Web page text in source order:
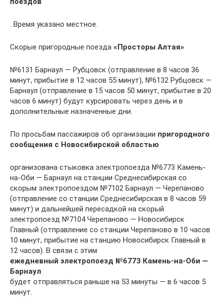
. Время указано местное.
Скорые пригородные поезда «Просторы Алтая»
№6131 Барнаул — Рубцовск (отправление в 8 часов 36
минут, прибытие в 12 часов 55 минут), №6132 Рубцовск —
Барнаул (отправление в 15 часов 50 минут, прибытие в 20
часов 6 минут) будут курсировать через день и в
дополнительные назначенные дни.
По просьбам пассажиров об организации пригородного
сообщения с Новосибирской областью
организована стыковка электропоезда №6773 Камень-
на-Оби — Барнаул на станции Среднесибирская со
скорым электропоездом №7102 Барнаул — Черепаново
(отправление со станции Среднесибирская в 8 часов 59
минут) и дальнейшей пересадкой на скорый
электропоезд №7104 Черепаново — Новосибирск
Главный (отправление со станции Черепаново в 10 часов
10 минут, прибытие на станцию Новосибирск Главный в
12 часов). В связи с этим
ежедневный электропоезд №6773 Камень-на-Оби —
Барнаул
будет отправляться раньше на 53 минуты — в 6 часов 5
минут.